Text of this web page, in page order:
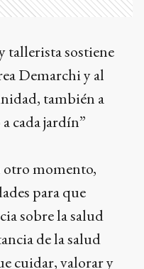
tallerista sostiene
Demarchi y al
también a
cada jardín”
otro momento,
para que
sobre la salud
de la salud
cuidar, valorar y